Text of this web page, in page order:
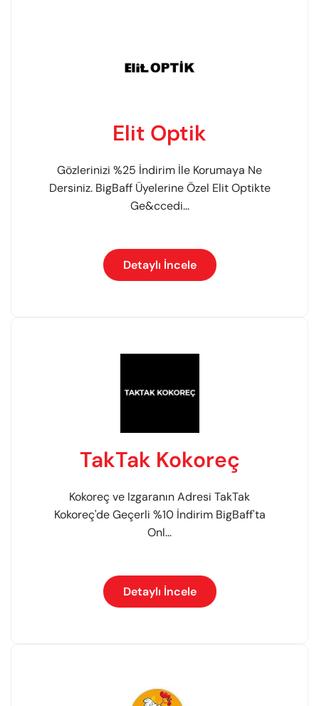
Elit Optik
Gözlerinizi %25 İndirim İle Korumaya Ne
Dersiniz. BigBaff Üyelerine Özel Elit Optikte
Ge&ccedi...
Detaylı İncele
TakTak Kokoreç
Kokoreç ve Izgaranın Adresi TakTak
Kokoreç'de Geçerli %10 İndirim BigBaff'ta
Onl...
Detaylı İncele